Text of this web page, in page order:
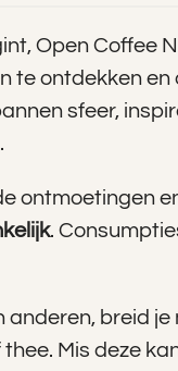
Open Coffee
te ontdekken
sfeer,
ontmoetingen
.
breid
Mis deze